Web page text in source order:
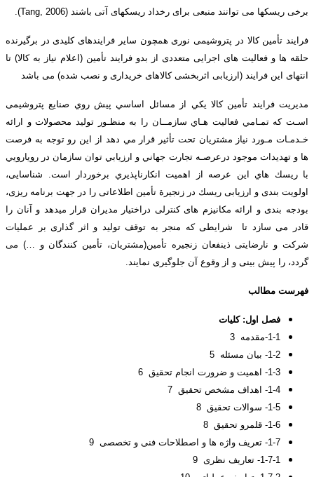
برخی ریسکها می توانند منبعی برای رخداد ریسکهای آتی باشند (Tang, 2006).
فرایند تأمین کالا در پتروشیمی نوری همچون سایر فرایندهای کلیدی در برگیرنده
حلقه ها و فعالیت های اجرایی متعددی از بدو فرایند تأمین (اعلام نیاز به کالا) تا
انتهای این فرایند (ارزیابی اثربخشی کالاهای خریداری و نصب شده) می باشد
مديريت فرایند تأمین کالا يكي از مسائل اساسي پيش روي صنایع پتروشیمی
اسـت كه تمـامي فعاليت هـاي سازمــان را به منظـور توليد محصولات و ارائه
خـدمـات مـورد نياز مشتريان تحت تأثير قرار مي دهد از اين رو توجه به فرصت
ها و تهديدات موجود درعرصـه تجارت جهاني و ارزيابي توان سازمان در رويارويي
با ريسك هاي اين عرصه از اهميت انكارناپذيري برخوردار است. شناسایی،
اولویت بندی و ارزیابی ريسك در زنجيرة تأمین اطلاعاتی را در جهت برنامه ریزی،
بودجه بندی و ارائه مکانیزم های کنترلی دراختیار مدیران قرار میدهد و آنان را
قادر می سازد تا شرایطی که منجر به توقف تولید و اثر گذاری بر عملیات
شرکت و نارضایتی ذینفعان زنجیره تأمین(مشتریان، تأمین کنندگان و …) می
گردد، را پیش بینی و از وقوع آن جلوگیری نمایند.
فهرست مطالب
فصل اول: كليات
1-1-مقدمه 3
1-2- بیان مسئله 5
1-3- اهمیت و ضرورت انجام تحقیق 6
1-4- اهداف مشخص تحقیق 7
1-5- سوالات تحقیق 8
1-6- قلمرو تحقیق 8
1-7- تعریف واژه ها و اصطلاحات فنی و تخصصی 9
1-7-1- تعاریف نظری 9